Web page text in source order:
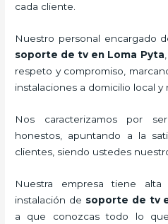
cada cliente.
Nuestro personal encargado
soporte de tv en Loma Pyta
respeto y compromiso,
instalaciones a domicilio local y
Nos caracterizamos por
honestos, apuntando a la
clientes, siendo ustedes
Nuestra empresa tiene
instalación de soporte de tv
a que conozcas todo lo